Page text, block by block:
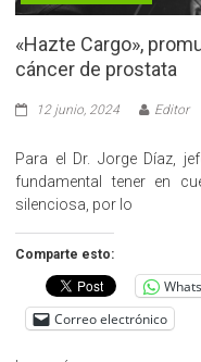
«Hazte Cargo»,
cáncer de prostata
12 junio, 2024 Editor
Para el Dr. Jorge Díaz,
fundamental tener en
silenciosa, por lo
Comparte esto:
Correo electrónico